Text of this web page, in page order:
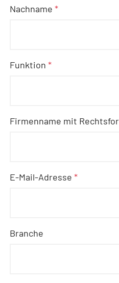
Nachname*
Funktion*
Firmenname mit
E-Mail-Adresse*
Branche